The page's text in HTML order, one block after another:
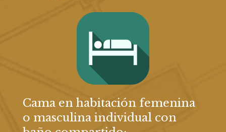
Cama en habitación femenina
o masculina individual con